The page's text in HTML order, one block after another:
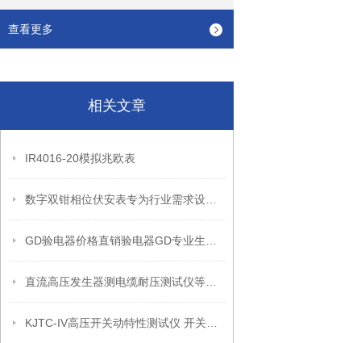
查看更多
相关文章
IR4016-20模拟兆欧表